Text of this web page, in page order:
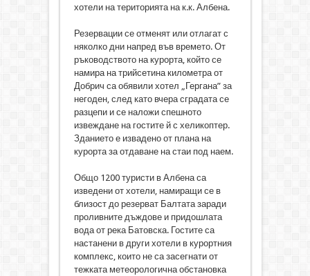
хотели на територията на к.к. Албена.
Резервации се отменят или отлагат с
няколко дни напред във времето. От
ръководството на курорта, който се
намира на трийсетина километра от
Добрич са обявили хотел „Гергана” за
негоден, след като вчера сградата се
разцепи и се наложи спешното
извеждане на гостите й с хеликоптер.
Зданието е извадено от плана на
курорта за отдаване на стаи под наем.
Общо 1200 туристи в Албена са
изведени от хотели, намиращи се в
близост до резерват Балтата заради
проливните дъждове и придошлата
вода от река Батовска. Гостите са
настанени в други хотели в курортния
комплекс, които не са засегнати от
тежката метеорологична обстановка